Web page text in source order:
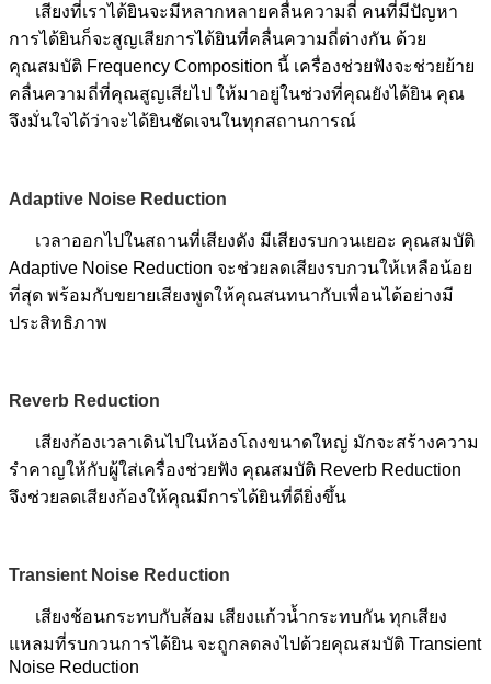
เสียงที่เราได้ยินจะมีหลากหลายคลื่นความถี่ คนที่มีปัญหา
การได้ยินก็จะสูญเสียการได้ยินที่คลื่นความถี่ต่างกัน ด้วย
คุณสมบัติ Frequency Composition นี้ เครื่องช่วยฟังจะช่วยย้าย
คลื่นความถี่ที่คุณสูญเสียไป ให้มาอยู่ในช่วงที่คุณยังได้ยิน คุณ
จึงมั่นใจได้ว่าจะได้ยินชัดเจนในทุกสถานการณ์
Adaptive Noise Reduction
เวลาออกไปในสถานที่เสียงดัง มีเสียงรบกวนเยอะ คุณสมบัติ
Adaptive Noise Reduction จะช่วยลดเสียงรบกวนให้เหลือน้อย
ที่สุด พร้อมกับขยายเสียงพูดให้คุณสนทนากับเพื่อนได้อย่างมี
ประสิทธิภาพ
Reverb Reduction
เสียงก้องเวลาเดินไปในห้องโถงขนาดใหญ่ มักจะสร้างความ
รำคาญให้กับผู้ใส่เครื่องช่วยฟัง คุณสมบัติ Reverb Reduction
จึงช่วยลดเสียงก้องให้คุณมีการได้ยินที่ดียิ่งขึ้น
Transient Noise Reduction
เสียงช้อนกระทบกับส้อม เสียงแก้วน้ำกระทบกัน ทุกเสียง
แหลมที่รบกวนการได้ยิน จะถูกลดลงไปด้วยคุณสมบัติ Transient
Noise Reduction